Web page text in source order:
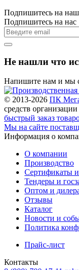
Подпишитесь на
Подпишитесь на нас
Не нашли что
Напишите нам и мы
© 2013-2026 ПК
средств
быстрый заказ
Мы на сайте
Информация о
О компании
Производство
Сертификаты
Тендеры и
Оптом и
Отзывы
Каталог
Новости и
Политика
Прайс-лист
Контакты